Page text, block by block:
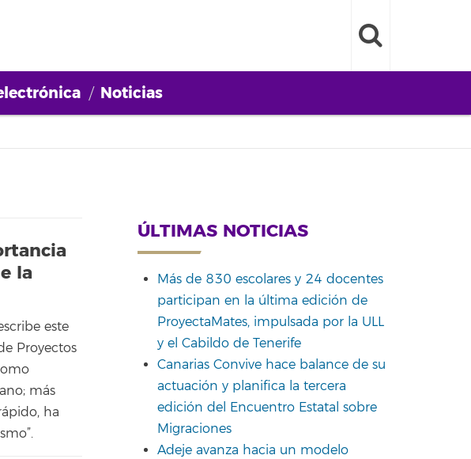
Noticias
la
este
Proyectos
más
ha
ÚLTIMAS NOTICIAS
Más de 830 escolares y 24 docentes
participan en la última edición de
ProyectaMates, impulsada por la ULL
y el Cabildo de Tenerife
Canarias Convive hace balance de su
actuación y planifica la tercera
edición del Encuentro Estatal sobre
Migraciones
Adeje avanza hacia un modelo